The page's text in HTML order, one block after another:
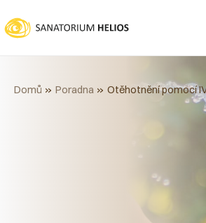
na
obsah
Domů Poradna Otěhotnění pomocí